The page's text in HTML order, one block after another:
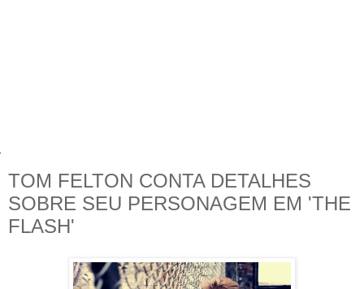
TOM FELTON CONTA DETALHES
SOBRE SEU PERSONAGEM EM 'THE
FLASH'